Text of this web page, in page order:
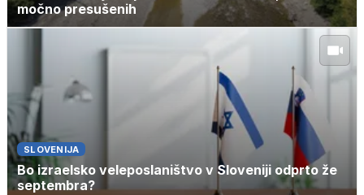
močno presušenih
SLOVENIJA
Bo izraelsko veleposlaništvo v Sloveniji odprto že
septembra?